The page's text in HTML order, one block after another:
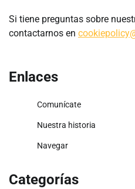
Si tiene preguntas sobre
contactarnos en
Enlaces
Comunícate
Nuestra historia
Navegar
Categorías